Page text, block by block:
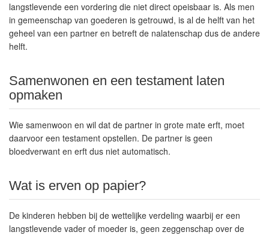
langstlevende een vordering die niet direct opeisbaar is. Als men
in gemeenschap van goederen is getrouwd, is al de helft van het
geheel van een partner en betreft de nalatenschap dus de andere
helft.
Samenwonen en een testament laten
opmaken
Wie samenwoon en wil dat de partner in grote mate erft, moet
daarvoor een testament opstellen. De partner is geen
bloedverwant en erft dus niet automatisch.
Wat is erven op papier?
De kinderen hebben bij de wettelijke verdeling waarbij er een
langstlevende vader of moeder is, geen zeggenschap over de